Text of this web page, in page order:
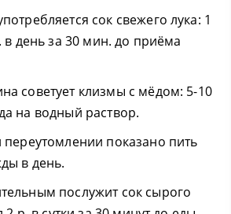
сок свежего лука: 1
день за 30 мин. до приёма
советует клизмы с мёдом: 5-10
на водный раствор.
показано пить
в день.
послужит сок сырого